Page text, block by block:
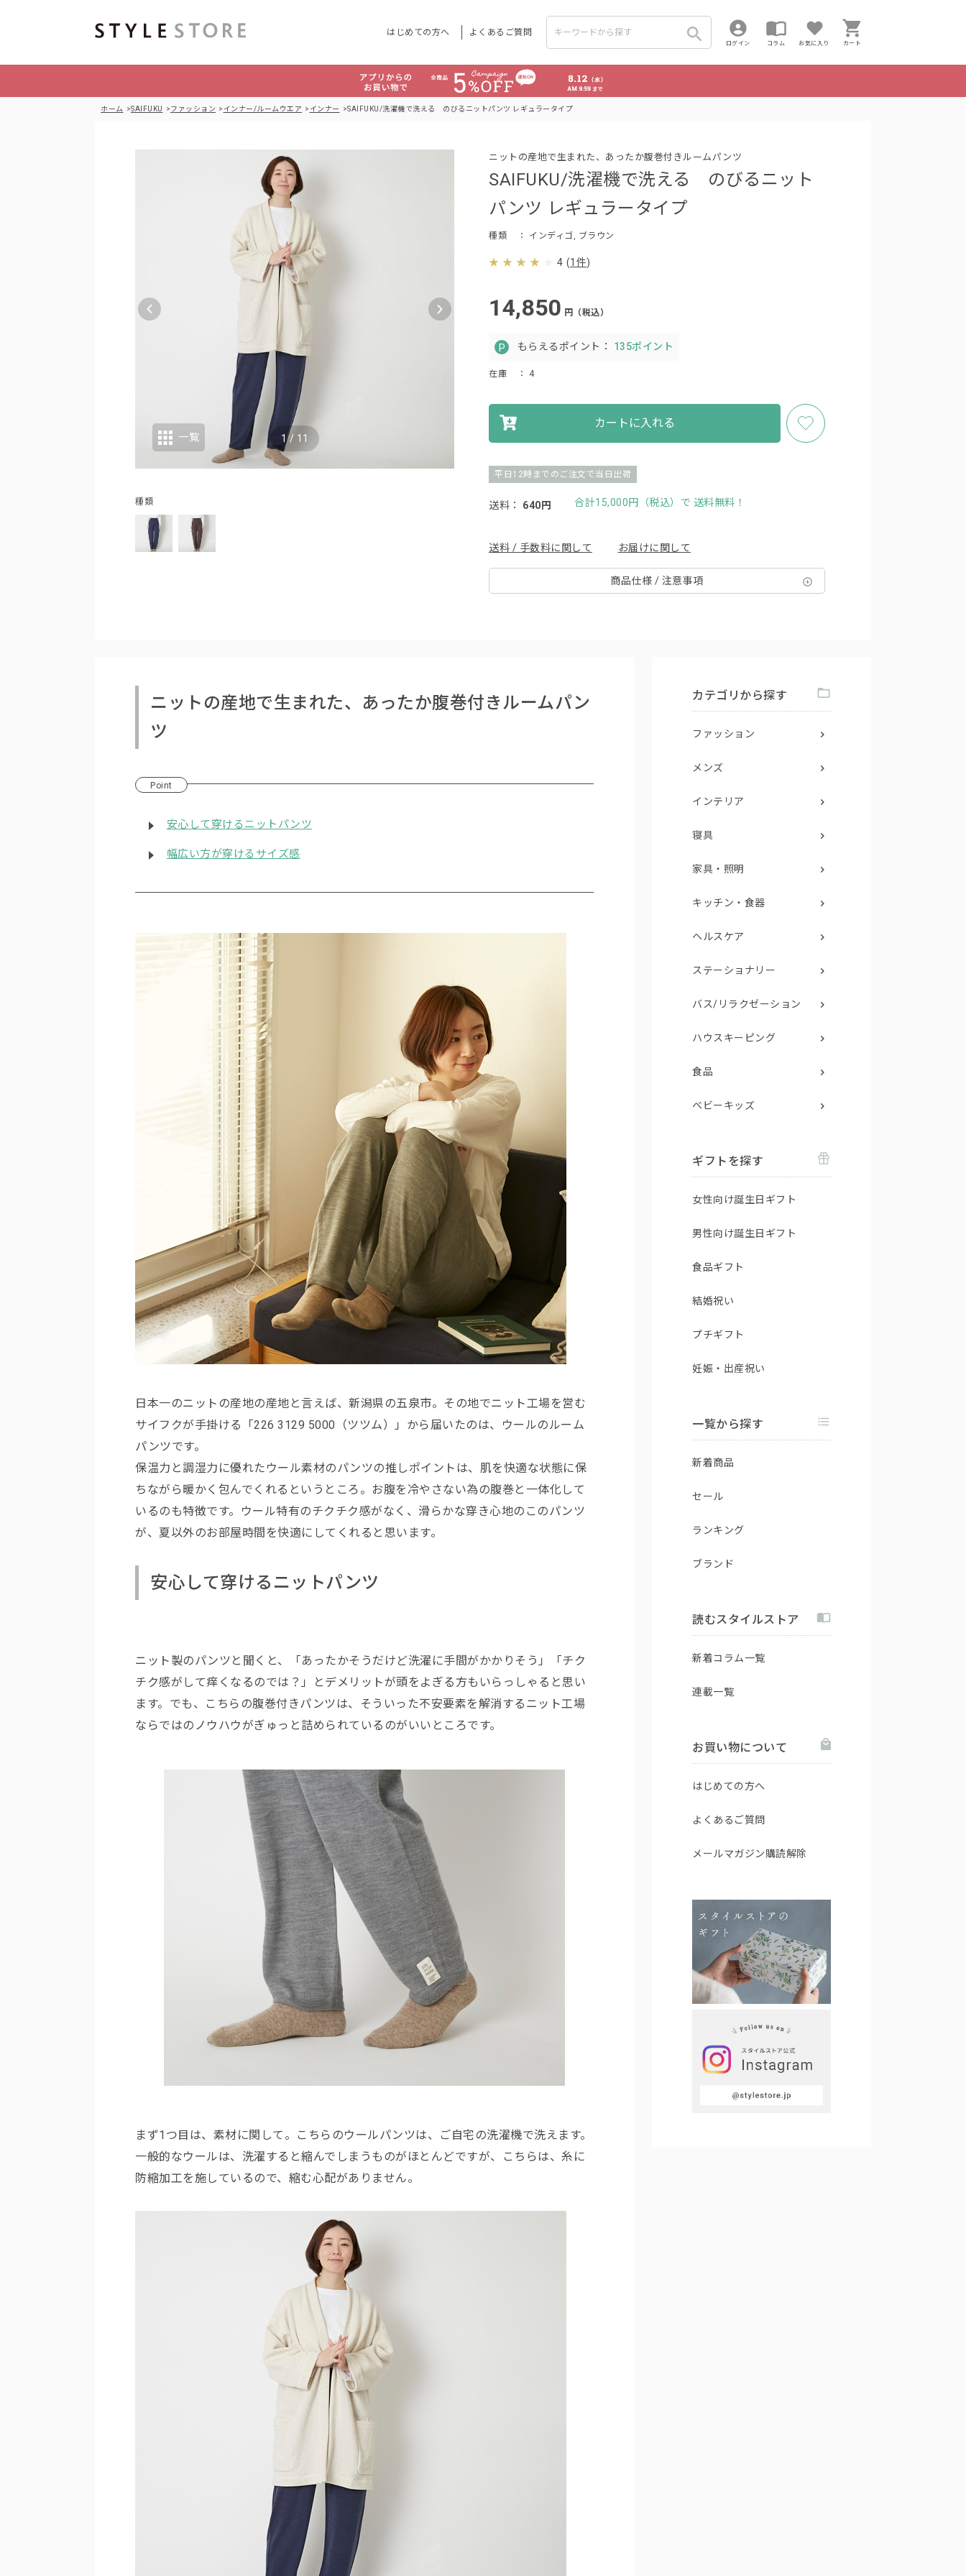
はじめての方へ よくあるご質問
ログイン コラム お気に入り カート
ホーム SAIFUKU ファッション インナー/ルームウエア インナー SAIFUKU/洗濯機で洗える のびるニットパンツ レギュラータイプ
SAIFUKU/洗濯機で洗える のびるニット
パンツ レギュラータイプ
ニットの産地で生まれた、あったか腹巻付きルームパンツ
種類 ： インディゴ, ブラウン
4 (1件)
14,850 円（税込）
もらえるポイント： 135ポイント
在庫 ： 4
カートに入れる
平日12時までのご注文で当日出荷
送料： 640円 合計15,000円（税込）で 送料無料！
送料 / 手数料に関して お届けに関して
商品仕様 / 注意事項
1/ 11
一覧
種類
ニットの産地で生まれた、あったか腹巻付きルームパン
ツ
Point
安心して穿けるニットパンツ
幅広い方が穿けるサイズ感
日本一のニットの産地の産地と言えば、新潟県の五泉市。その地でニット工場を営む
サイフクが手掛ける「226 3129 5000（ツツム）」から届いたのは、ウールのルーム
パンツです。
保温力と調湿力に優れたウール素材のパンツの推しポイントは、肌を快適な状態に保
ちながら暖かく包んでくれるというところ。お腹を冷やさない為の腹巻と一体化して
いるのも特徴です。ウール特有のチクチク感がなく、滑らかな穿き心地のこのパンツ
が、夏以外のお部屋時間を快適にしてくれると思います。
安心して穿けるニットパンツ
ニット製のパンツと聞くと、「あったかそうだけど洗濯に手間がかかりそう」「チク
チク感がして痒くなるのでは？」とデメリットが頭をよぎる方もいらっしゃると思い
ます。でも、こちらの腹巻付きパンツは、そういった不安要素を解消するニット工場
ならではのノウハウがぎゅっと詰められているのがいいところです。
まず1つ目は、素材に関して。こちらのウールパンツは、ご自宅の洗濯機で洗えます。
一般的なウールは、洗濯すると縮んでしまうものがほとんどですが、こちらは、糸に
防縮加工を施しているので、縮む心配がありません。
カテゴリから探す
ファッション
メンズ
インテリア
寝具
家具・照明
キッチン・食器
ヘルスケア
ステーショナリー
バス/リラクゼーション
ハウスキーピング
食品
ベビーキッズ
ギフトを探す
女性向け誕生日ギフト
男性向け誕生日ギフト
食品ギフト
結婚祝い
プチギフト
妊娠・出産祝い
一覧から探す
新着商品
セール
ランキング
ブランド
読むスタイルストア
新着コラム一覧
連載一覧
お買い物について
はじめての方へ
よくあるご質問
メールマガジン購読解除